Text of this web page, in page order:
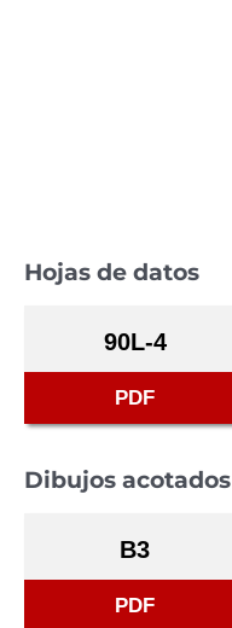
Hojas de datos
90L-4
PDF
Dibujos acotados
B3
PDF